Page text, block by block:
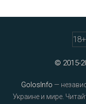
18+
© 2015-
GolosInfo —
Украине и мире.